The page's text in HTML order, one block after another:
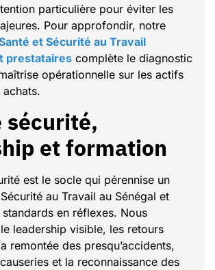
particulière pour éviter les
Pour approfondir, notre
et Sécurité au Travail
prestataires complète le diagnostic
opérationnelle sur les actifs
sécurité,
et formation
est le socle qui pérennise un
au Travail au Sénégal et
en réflexes. Nous
leadership visible, les retours
remontée des presqu’accidents,
et la reconnaissance des